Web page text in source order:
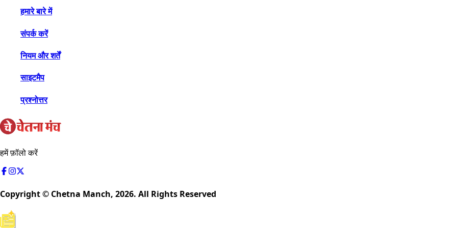
हमारे बारे में
संपर्क करें
नियम और शर्तें
साइटमैप
प्रश्नोत्तर
हमें फ़ॉलो करें
Copyright © Chetna Manch, 2026. All Rights Reserved